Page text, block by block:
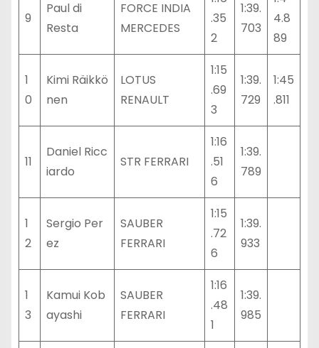
9
Paul di
Resta
FORCE INDIA
MERCEDES
.35
2
1:39.
703
4.8
89
1
0
Kimi Räikkö
nen
LOTUS
RENAULT
1:15
.69
3
1:39.
729
1:45
.811
11
Daniel Ricc
iardo
STR FERRARI
1:16
.51
6
1:39.
789
1
2
Sergio Per
ez
SAUBER
FERRARI
1:15
.72
6
1:39.
933
1
3
Kamui Kob
ayashi
SAUBER
FERRARI
1:16
.48
1
1:39.
985